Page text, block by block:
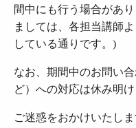
間中にも行う場合があ
ましては、各担当講師
している通りです。)
なお、期間中のお問い
ど）への対応は休み明け
ご迷惑をおかけいたし